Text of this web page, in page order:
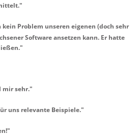
"
Problem unseren eigenen (doch sehr
Software ansetzen kann. Er hatte
"
mir sehr."
uns relevante Beispiele."
"